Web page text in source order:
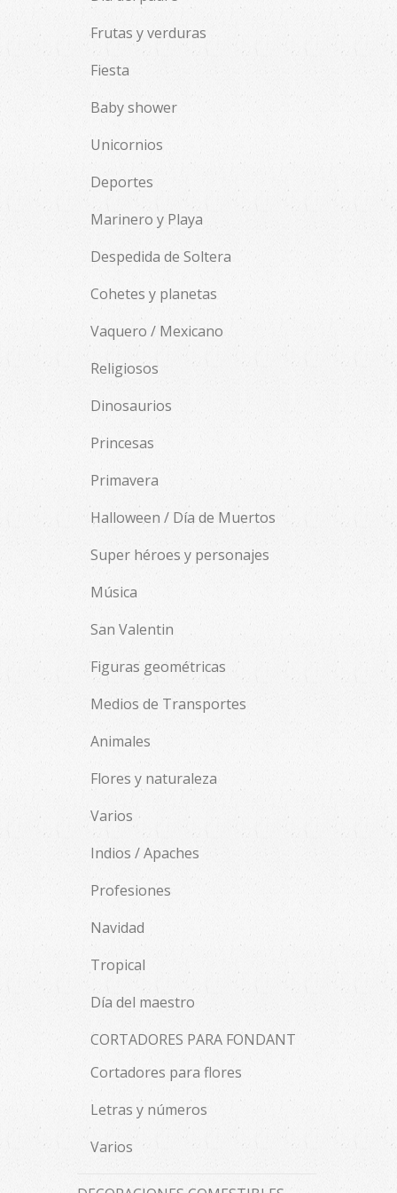
Frutas y verduras
Fiesta
Baby shower
Unicornios
Deportes
Marinero y Playa
Despedida de Soltera
Cohetes y planetas
Vaquero / Mexicano
Religiosos
Dinosaurios
Princesas
Primavera
Halloween / Día de Muertos
Super héroes y personajes
Música
San Valentin
Figuras geométricas
Medios de Transportes
Animales
Flores y naturaleza
Varios
Indios / Apaches
Profesiones
Navidad
Tropical
Día del maestro
CORTADORES PARA FONDANT
Cortadores para flores
Letras y números
Varios